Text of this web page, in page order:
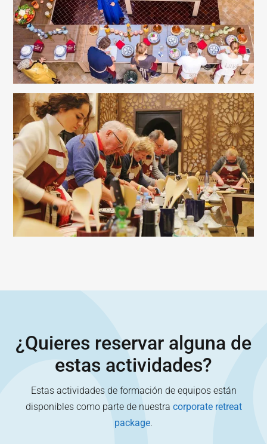
¿Quieres reservar alguna de
estas actividades?
Estas actividades de formación de equipos están
disponibles como parte de nuestra corporate retreat
package.